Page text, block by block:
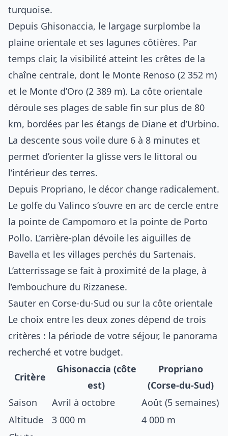
turquoise.
Depuis Ghisonaccia, le largage surplombe la
plaine orientale et ses lagunes côtières. Par
temps clair, la visibilité atteint les crêtes de la
chaîne centrale, dont le Monte Renoso (2 352 m)
et le Monte d’Oro (2 389 m). La côte orientale
déroule ses plages de sable fin sur plus de 80
km, bordées par les étangs de Diane et d’Urbino.
La descente sous voile dure 6 à 8 minutes et
permet d’orienter la glisse vers le littoral ou
l’intérieur des terres.
Depuis Propriano, le décor change radicalement.
Le golfe du Valinco s’ouvre en arc de cercle entre
la pointe de Campomoro et la pointe de Porto
Pollo. L’arrière-plan dévoile les aiguilles de
Bavella et les villages perchés du Sartenais.
L’atterrissage se fait à proximité de la plage, à
l’embouchure du Rizzanese.
Sauter en Corse-du-Sud ou sur la côte orientale
Le choix entre les deux zones dépend de trois
critères : la période de votre séjour, le panorama
recherché et votre budget.
Critère
Ghisonaccia (côte
est)
Propriano
(Corse-du-Sud)
Saison
Avril à octobre
Août (5 semaines)
Altitude
3 000 m
4 000 m